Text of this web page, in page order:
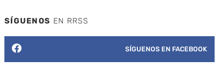
SÍGUENOS EN RRSS
SÍGUENOS EN FACEBOOK